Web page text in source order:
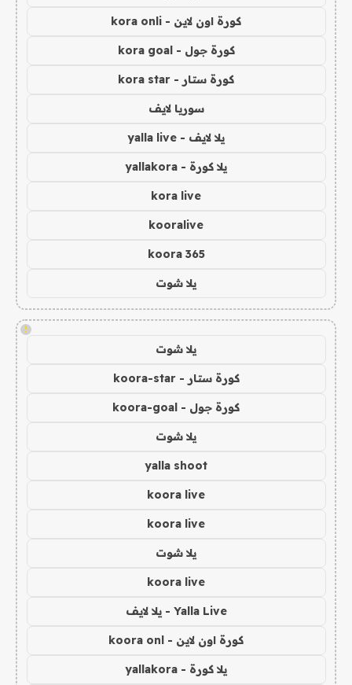
كورة اون لاين - kora onli
كورة جول - kora goal
كورة ستار - kora star
سوريا لايف
يلا لايف - yalla live
يلا كورة - yallakora
kora live
kooralive
koora 365
يلا شوت
!
يلا شوت
كورة ستار - koora-star
كورة جول - koora-goal
يلا شوت
yalla shoot
koora live
koora live
يلا شوت
koora live
Yalla Live - يلا لايف
كورة اون لاين - koora onl
يلا كورة - yallakora